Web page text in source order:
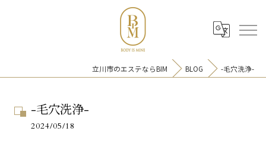
立川市のエステならBIM BLOG -毛穴洗浄-
-毛穴洗浄-
2024/05/18